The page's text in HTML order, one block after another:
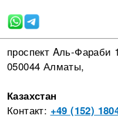
проспект Aль-Фараби
050044 Алматы,
Казахстан
Контакт: +49 (152)